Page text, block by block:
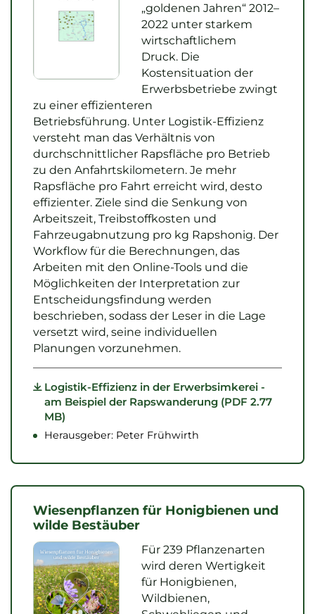
„goldenen Jahren“ 2012–
2022 unter starkem
wirtschaftlichem
Druck. Die
Kostensituation der
Erwerbsbetriebe zwingt
zu einer effizienteren
Betriebsführung. Unter Logistik-Effizienz
versteht man das Verhältnis von
durchschnittlicher Rapsfläche pro Betrieb
zu den Anfahrtskilometern. Je mehr
Rapsfläche pro Fahrt erreicht wird, desto
effizienter. Ziele sind die Senkung von
Arbeitszeit, Treibstoffkosten und
Fahrzeugabnutzung pro kg Rapshonig. Der
Workflow für die Berechnungen, das
Arbeiten mit den Online-Tools und die
Möglichkeiten der Interpretation zur
Entscheidungsfindung werden
beschrieben, sodass der Leser in die Lage
versetzt wird, seine individuellen
Planungen vorzunehmen.
Logistik-Effizienz in der Erwerbsimkerei -
am Beispiel der Rapswanderung (PDF 2.77
MB)
Herausgeber: Peter Frühwirth
Wiesenpflanzen für Honigbienen und
wilde Bestäuber
Für 239 Pflanzenarten
wird deren Wertigkeit
für Honigbienen,
Wildbienen,